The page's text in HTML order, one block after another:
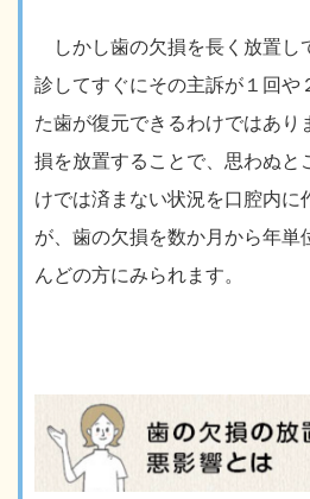
しかし歯の欠損を長く放置し
診してすぐにその主訴が１回や
た歯が復元できるわけではあり
損を放置することで、思わぬと
けでは済まない状況を口腔内に
が、歯の欠損を数か月から年単
んどの方にみられます。